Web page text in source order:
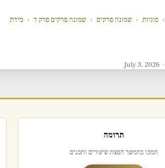
› סוגיות › שמונה פרקים › שמונה פרקים פרק ד › מידת
·
July 3, 2026
תרומה
תמכו בהמשך הפצת שיעורים ותכנים